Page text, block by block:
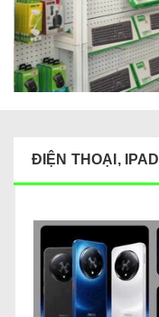
ĐIỆN THOẠI, IPAD